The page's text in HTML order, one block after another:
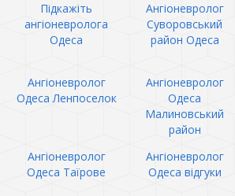
Підкажіть
ангіоневролога
Одеса
Ангіоневролог
Суворовський
район Одеса
Ангіоневролог
Одеса Ленпоселок
Ангіоневролог
Одеса
Малиновський
район
Ангіоневролог
Одеса Таїрове
Ангіоневролог
Одеса відгуки